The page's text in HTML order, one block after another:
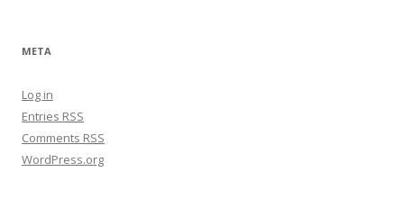
META
Log in
Entries RSS
Comments RSS
WordPress.org